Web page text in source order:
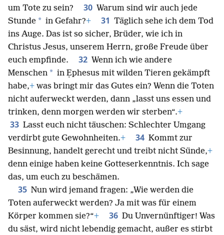
um Tote zu sein? 30 Warum sind wir auch jede
Stunde * in Gefahr?+ 31 Täglich sehe ich dem Tod
ins Auge. Das ist so sicher, Brüder, wie ich in
Christus Jesus, unserem Herrn, große Freude über
euch empfinde.
32 Wenn ich wie andere
Menschen * in Ẹphesus mit wilden Tieren gekämpft
habe,+ was bringt mir das Gutes ein? Wenn die Toten
nicht auferweckt werden, dann „lasst uns essen und
trinken, denn morgen werden wir sterben“.+
33 Lasst euch nicht täuschen: Schlechter Umgang
verdirbt gute Gewohnheiten.+ 34 Kommt zur
Besinnung, handelt gerecht und treibt nicht Sünde,+
denn einige haben keine Gotteserkenntnis. Ich sage
das, um euch zu beschämen.
35 Nun wird jemand fragen: „Wie werden die
Toten auferweckt werden? Ja mit was für einem
Körper kommen sie?“+ 36 Du Unvernünftiger! Was
du säst, wird nicht lebendig gemacht, außer es stirbt